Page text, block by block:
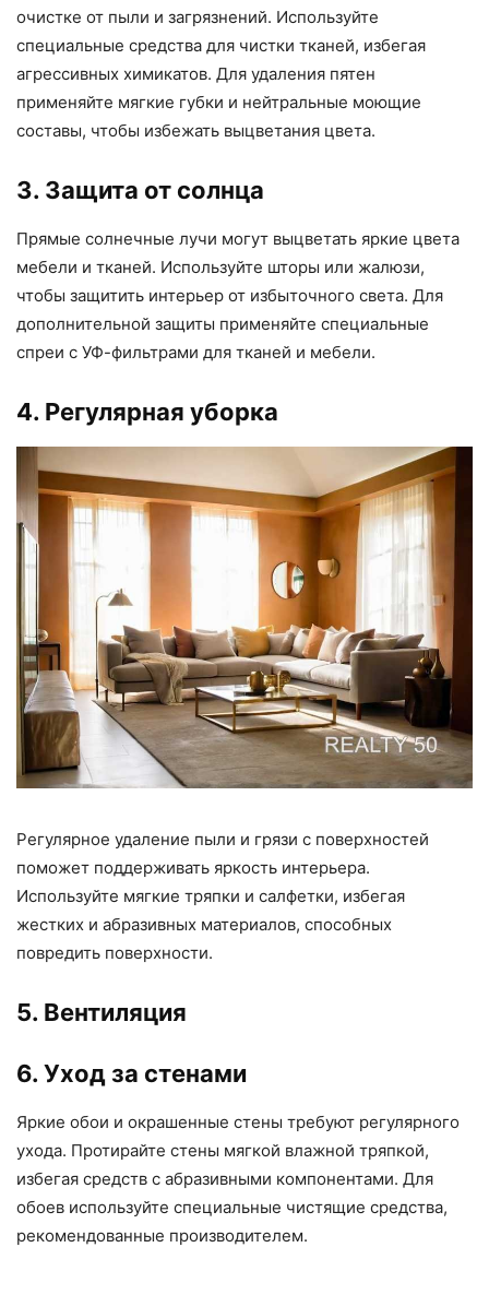
очистке от пыли и загрязнений. Используйте
специальные средства для чистки тканей, избегая
агрессивных химикатов. Для удаления пятен
применяйте мягкие губки и нейтральные моющие
составы, чтобы избежать выцветания цвета.
3. Защита от солнца
Прямые солнечные лучи могут выцветать яркие цвета
мебели и тканей. Используйте шторы или жалюзи,
чтобы защитить интерьер от избыточного света. Для
дополнительной защиты применяйте специальные
спреи с УФ-фильтрами для тканей и мебели.
4. Регулярная уборка
Регулярное удаление пыли и грязи с поверхностей
поможет поддерживать яркость интерьера.
Используйте мягкие тряпки и салфетки, избегая
жестких и абразивных материалов, способных
повредить поверхности.
5. Вентиляция
6. Уход за стенами
Яркие обои и окрашенные стены требуют регулярного
ухода. Протирайте стены мягкой влажной тряпкой,
избегая средств с абразивными компонентами. Для
обоев используйте специальные чистящие средства,
рекомендованные производителем.